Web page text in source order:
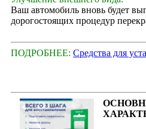
Ваш автомобиль вновь будет
дорогостоящих процедур
ПОДРОБНЕЕ: Средства для